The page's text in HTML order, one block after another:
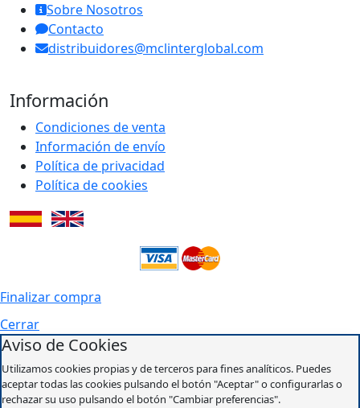
Sobre Nosotros
Contacto
distribuidores@mclinterglobal.com
Información
Condiciones de venta
Información de envío
Política de privacidad
Política de cookies
Finalizar compra
Cerrar
Aviso de Cookies
Utilizamos cookies propias y de terceros para fines analíticos. Puedes
aceptar todas las cookies pulsando el botón "Aceptar" o configurarlas o
rechazar su uso pulsando el botón "Cambiar preferencias".